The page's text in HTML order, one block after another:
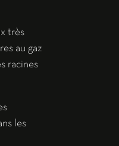
très
au gaz
racines
les